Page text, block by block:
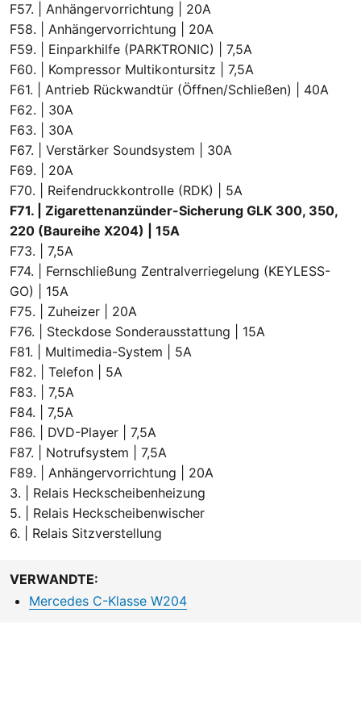
F57. | Anhängervorrichtung | 20A
F58. | Anhängervorrichtung | 20A
F59. | Einparkhilfe (PARKTRONIC) | 7,5A
F60. | Kompressor Multikontursitz | 7,5A
F61. | Antrieb Rückwandtür (Öffnen/Schließen) | 40A
F62. | 30A
F63. | 30A
F67. | Verstärker Soundsystem | 30A
F69. | 20A
F70. | Reifendruckkontrolle (RDK) | 5A
F71. | Zigarettenanzünder-Sicherung GLK 300, 350,
220 (Baureihe X204) | 15A
F73. | 7,5A
F74. | Fernschließung Zentralverriegelung (KEYLESS-
GO) | 15A
F75. | Zuheizer | 20A
F76. | Steckdose Sonderausstattung | 15A
F81. | Multimedia-System | 5A
F82. | Telefon | 5A
F83. | 7,5A
F84. | 7,5A
F86. | DVD-Player | 7,5A
F87. | Notrufsystem | 7,5A
F89. | Anhängervorrichtung | 20A
3. | Relais Heckscheibenheizung
5. | Relais Heckscheibenwischer
6. | Relais Sitzverstellung
VERWANDTE:
Mercedes C-Klasse W204